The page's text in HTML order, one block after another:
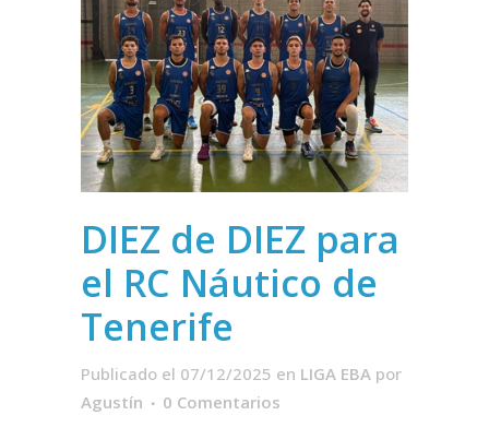
DIEZ de DIEZ para
el RC Náutico de
Tenerife
Publicado el 07/12/2025 en LIGA EBA por
Agustín
0 Comentarios